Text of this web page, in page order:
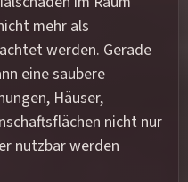
mehr als
werden. Gerade
eine saubere
Häuser,
nicht nur
nutzbar werden